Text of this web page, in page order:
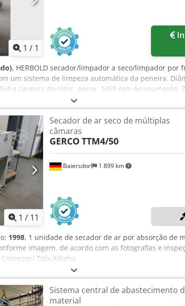
Solicitar mais imagens
1 / 1
, HERBOLD secador/limpador a seco/limpador por
um sistema de limpeza automática da peneira.
Largura do rotor: aprox. 1450 mm Acionamento:
1 / 11
Baiersdorf 1 899 km
Secador de ar seco de múltiplas
câmaras
GERCOTTM4/50
1998, 1 unidade de secador de ar por absorção de
imagem, de acordo com as fotografias e
Tofx Albeha
Sistema central de abastecimento
material